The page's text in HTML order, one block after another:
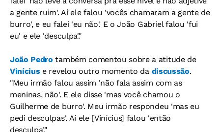
a gente ruim'. Aí ele falou 'vocês chamaram a gente de
burro', e eu falei 'eu não'. E o João Gabriel falou 'fui
eu' e ele 'desculpa'."
João Pedro também comentou sobre a atitude de
Vinícius e revelou outro momento da discussão.
"Meu irmão falou assim 'não fala assim com as
meninas, não'. E ele disse 'mas você chamou o
Guilherme de burro'. Meu irmão respondeu 'mas eu
pedi desculpas'. Aí ele [Vinícius] falou 'então
desculpa'."